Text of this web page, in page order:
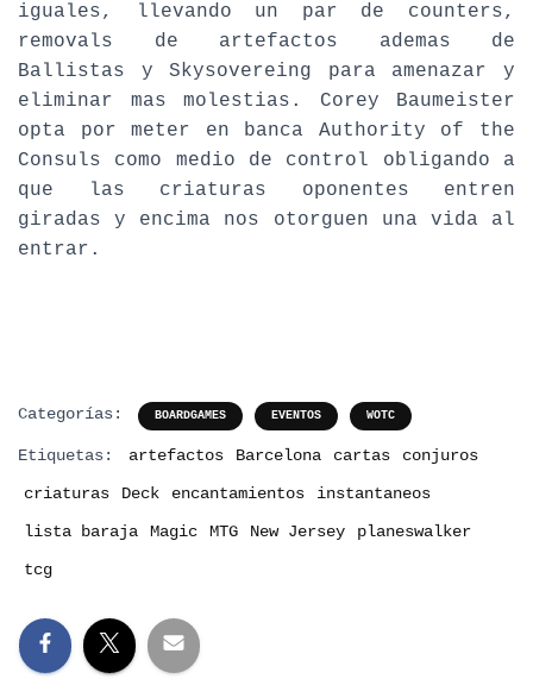
iguales, llevando un par de counters,
removals de artefactos ademas de
Ballistas y Skysovereing para amenazar y
eliminar mas molestias. Corey Baumeister
opta por meter en banca Authority of the
Consuls como medio de control obligando a
que las criaturas oponentes entren
giradas y encima nos otorguen una vida al
entrar.
Categorías: BOARDGAMES EVENTOS WOTC
Etiquetas: artefactos Barcelona cartas
conjuros
criaturas
Deck encantamientos
instantaneos
lista baraja
Magic MTG New Jersey
planeswalker
tcg